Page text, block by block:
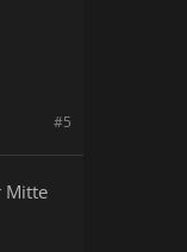
#5
Mitte